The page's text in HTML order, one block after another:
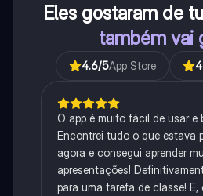
Eles gostaram de
também vai
4.6/5App Store
O app é muito fácil de usar e
Encontrei tudo o que estava
agora e consegui aprender
apresentações!
para uma tarefa de classe! E,